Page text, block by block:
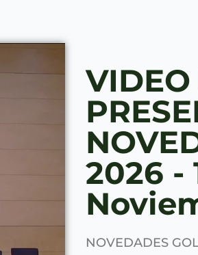
VIDEO
2026 -
NOVEDADES